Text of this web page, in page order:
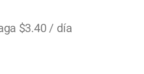
$3.40 / día